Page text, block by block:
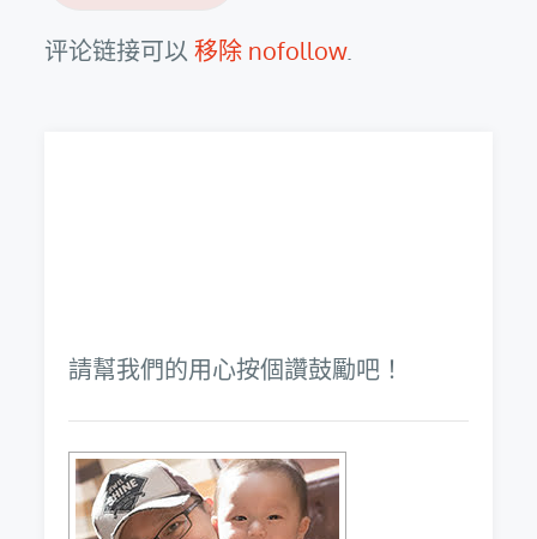
评论链接可以移除 nofollow.
請幫我們的用心按個讚鼓勵吧！